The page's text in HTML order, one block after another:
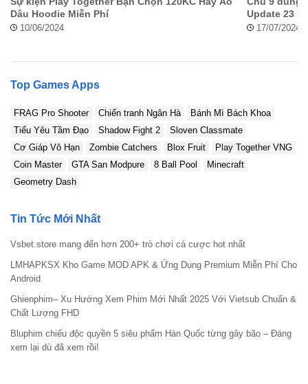
bản mod hấp dẫn khác như:
Dead Ahead Zombie Warfare Mod,
hack monster legends
. Tất cả các phiên bản mod đều
Shadow Fight 3 là gì?
Shadow Fight 3 Mod là gì?
Dâu Hoodie Miễn Phí
10/06/2024
Update 23
17/07/2024
Top Games Apps
FRAG Pro Shooter Chiến tranh Ngân Hà
Bánh Mì Bách Khoa
Tiểu Yêu Tầm Đạo
Shadow Fight 2
Sloven Classmate
Cơ Giáp Vô Hạn
Zombie Catchers Blox Fruit
Play Together VNG
Coin Master
GTA San Modpure 8 Ball Pool
Minecraft
Geometry Dash
Tin Tức Mới Nhất
Vsbet.store mang đến hơn 200+ trò chơi cá cược hot nhất
LMHAPKSX Kho Game MOD APK & Ứng Dụng Premium Miễn Phí Cho
Android
Ghienphim– Xu Hướng Xem Phim Mới Nhất 2025 Với Vietsub Chuẩn &
Chất Lượng FHD
Bluphim chiếu độc quyền 5 siêu phẩm Hàn Quốc từng gây bão – Đáng
xem lại dù đã xem rồi!